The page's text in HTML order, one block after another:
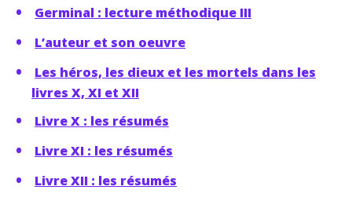
Germinal : lecture méthodique III
L’auteur et son oeuvre
Les héros, les dieux et les mortels dans les
livres X, XI et XII
Livre X : les résumés
Livre XI : les résumés
Livre XII : les résumés